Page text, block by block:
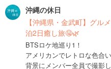
沖縄の休日
【沖縄県・金武町】グル
泊2日癒し旅🤤🌿
BTSロケ地巡り1！
アメリカンでレトロな色
背景にメンバー全員で撮影し